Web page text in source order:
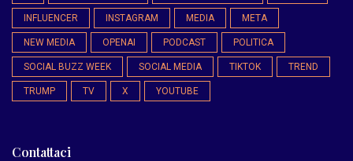
INFLUENCER INSTAGRAM MEDIA META
NEW MEDIA OPENAI PODCAST POLITICA
SOCIAL BUZZ WEEK SOCIAL MEDIA TIKTOK TREND
TRUMP TV X YOUTUBE
Contattaci